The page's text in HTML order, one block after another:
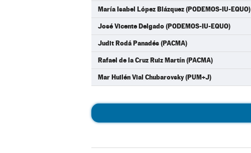
María Isabel López Blázquez (PODEMOS-IU-EQUO)
José Vicente Delgado (PODEMOS-IU-EQUO)
Judit Rodá Panadés (PACMA)
Rafael de la Cruz Ruiz Martín (PACMA)
Mar Huilén Vial Chubarovsky (PUM+J)